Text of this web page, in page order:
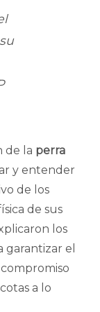
de la perra
y entender
de los
de sus
los
garantizar el
a lo